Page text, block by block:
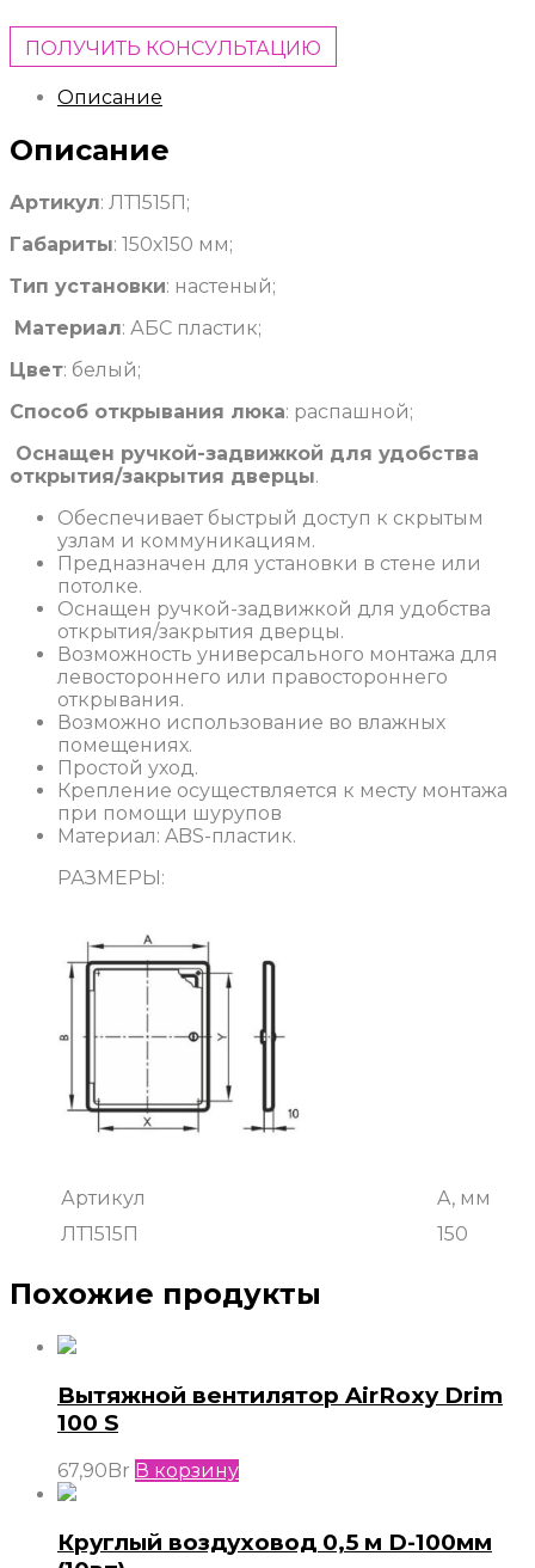
ПОЛУЧИТЬ КОНСУЛЬТАЦИЮ
Описание
Описание
Артикул: ЛТ1515П;
Габариты: 150х150 мм;
Тип установки: настеный;
Материал: АБС пластик;
Цвет: белый;
Способ открывания люка: распашной;
Оснащен ручкой-задвижкой для удобства
открытия/закрытия дверцы.
Обеспечивает быстрый доступ к скрытым
узлам и коммуникациям.
Предназначен для установки в стене или
потолке.
Оснащен ручкой-задвижкой для удобства
открытия/закрытия дверцы.
Возможность универсального монтажа для
левостороннего или правостороннего
открывания.
Возможно использование во влажных
помещениях.
Простой уход.
Крепление осуществляется к месту монтажа
при помощи шурупов
Материал: ABS-пластик.
РАЗМЕРЫ:
Артикул
A, мм
ЛТ1515П
150
Похожие продукты
Вытяжной вентилятор AirRoxy Drim
100 S
67,90Br В корзину
Круглый воздуховод 0,5 м D-100мм